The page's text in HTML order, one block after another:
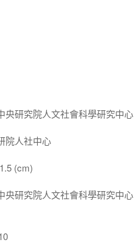
央研究院人文社會科學研究中心
院人社中心
(cm)
央研究院人文社會科學研究中心